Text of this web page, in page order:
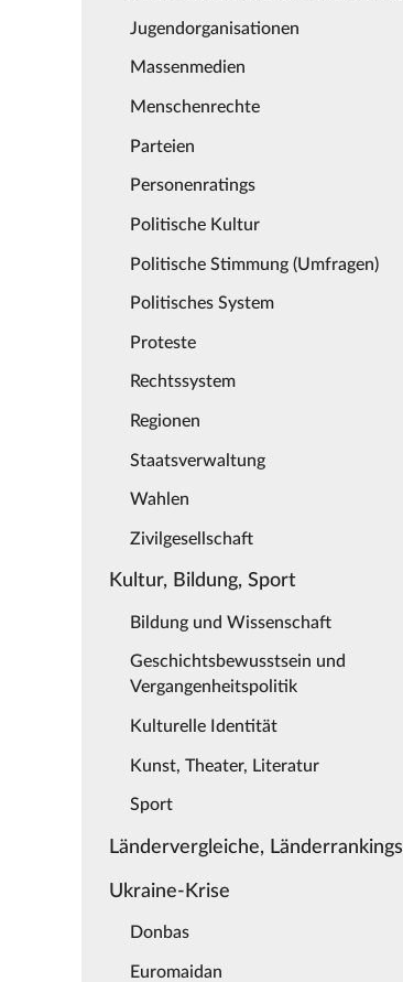
Jugendorganisationen
Massenmedien
Menschenrechte
Parteien
Personenratings
Politische Kultur
Politische Stimmung (Umfragen)
Politisches System
Proteste
Rechtssystem
Regionen
Staatsverwaltung
Wahlen
Zivilgesellschaft
Kultur, Bildung, Sport
Bildung und Wissenschaft
Geschichtsbewusstsein und
Vergangenheitspolitik
Kulturelle Identität
Kunst, Theater, Literatur
Sport
Ländervergleiche, Länderrankings
Ukraine-Krise
Donbas
Euromaidan